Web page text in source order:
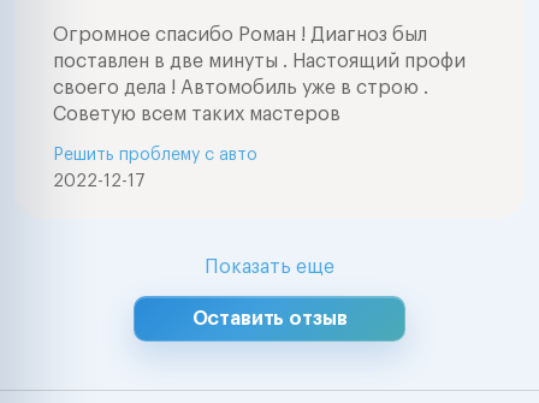
Огромное спасибо Роман ! Диагноз был
поставлен в две минуты . Настоящий профи
своего дела ! Автомобиль уже в строю .
Советую всем таких мастеров
2022-12-17
Решить проблему с авто
Показать еще
Оставить отзыв